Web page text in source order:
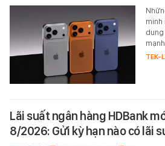
minh
TEK-
Lãi suất ngân hàng HDBank
8/2026: Gửi kỳ hạn nào có lãi